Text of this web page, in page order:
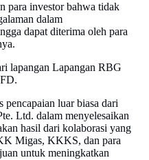
para investor bahwa tidak
dalam
dapat diterima oleh para
lapangan Lapangan RBG
pencapaian luar biasa dari
Ltd. dalam menyelesaikan
hasil dari kolaborasi yang
Migas, KKKS, dan para
untuk meningkatkan